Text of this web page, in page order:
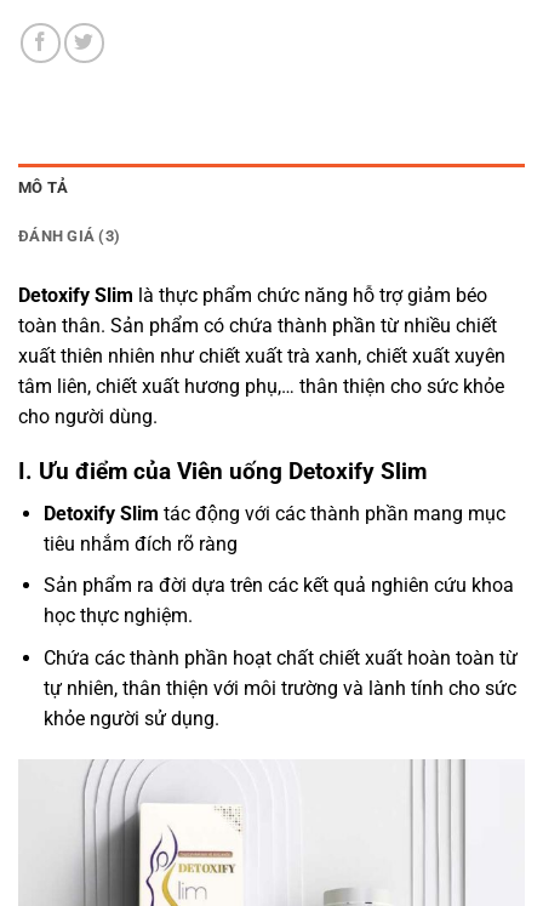
MÔ TẢ
ĐÁNH GIÁ (3)
Detoxify Slim là thực phẩm chức năng hỗ trợ giảm béo
toàn thân. Sản phẩm có chứa thành phần từ nhiều chiết
xuất thiên nhiên như chiết xuất trà xanh, chiết xuất xuyên
tâm liên, chiết xuất hương phụ,… thân thiện cho sức khỏe
cho người dùng.
I. Ưu điểm của Viên uống Detoxify Slim
Detoxify Slim tác động với các thành phần mang mục
tiêu nhắm đích rõ ràng
Sản phẩm ra đời dựa trên các kết quả nghiên cứu khoa
học thực nghiệm.
Chứa các thành phần hoạt chất chiết xuất hoàn toàn từ
tự nhiên, thân thiện với môi trường và lành tính cho sức
khỏe người sử dụng.